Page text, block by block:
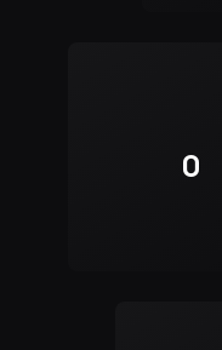
0